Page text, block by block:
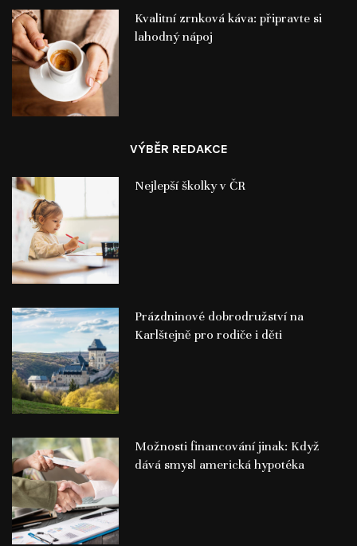
Kvalitní zrnková káva: připravte si
lahodný nápoj
VÝBĚR REDAKCE
Nejlepší školky v ČR
Prázdninové dobrodružství na
Karlštejně pro rodiče i děti
Možnosti financování jinak: Když
dává smysl americká hypotéka